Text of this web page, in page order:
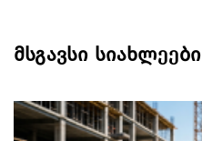
მსგავსი სიახლეები